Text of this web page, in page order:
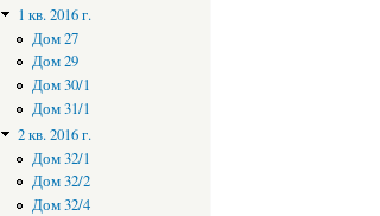
1 кв. 2016 г.
Дом 27
Дом 29
Дом 30/1
Дом 31/1
2 кв. 2016 г.
Дом 32/1
Дом 32/2
Дом 32/4